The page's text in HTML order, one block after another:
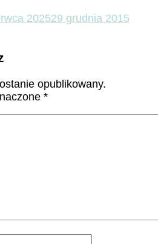
202529 grudnia 2015
opublikowany.
*